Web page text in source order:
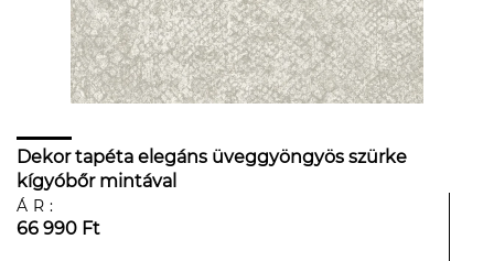
Dekor tapéta elegáns üveggyöngyös szürke
kígyóbőr mintával
ÁR:
66 990 Ft